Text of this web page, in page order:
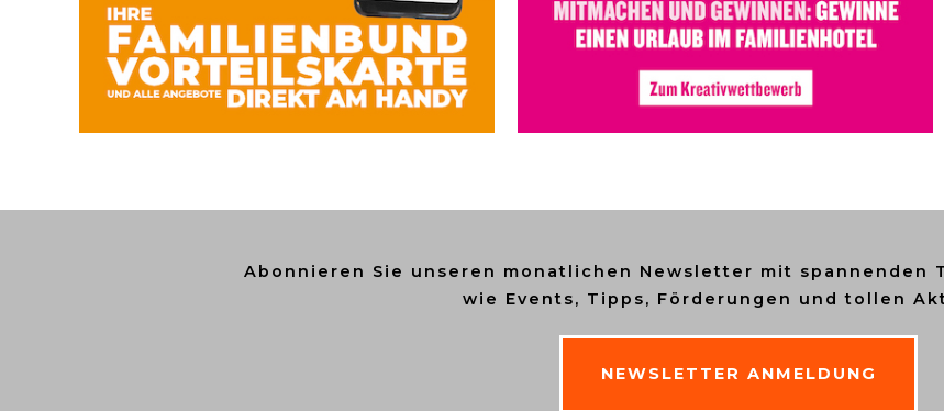
Abonnieren Sie unseren monatlichen Newsletter mit spannenden
wie Events, Tipps, Förderungen und tollen
NEWSLETTER ANMELDUNG